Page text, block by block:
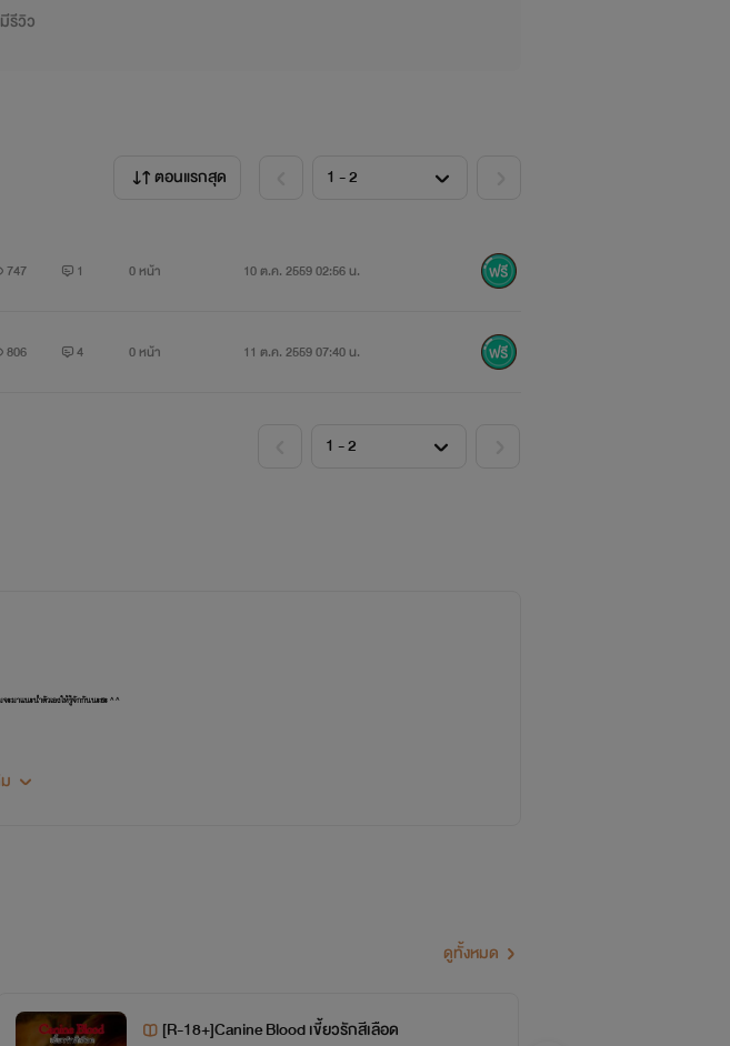
คติของShe
แรงกลับ
รีวิว
ตอนแรกสุด
747 1 0 หน้า 10 ต.ค. 2559 02:56 น.
806 4 0 หน้า 11 ต.ค. 2559 07:40 น.
มาแนะนำตัวเองให้รู้จักกันนะฮะ ^ ^
วนที่ไม่ชอบก็น่าจะเป็นพวกของดองทุกประเภทเลย
ดูทั้งหมด
[R-18+]Canine Blood เขี้ยวรักสีเลือด